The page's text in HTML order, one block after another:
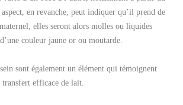
en revanche, peut indiquer qu’il prend de
elles seront alors molles ou liquides
couleur jaune or ou moutarde.
sont également un élément qui témoignent
transfert efficace de lait.